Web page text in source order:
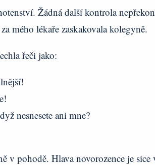
Žádná další kontrola
mého lékaře zaskakovala kolegyně.
řeči jako:
nesnesete ani mne?
v pohodě. Hlava novorozence je